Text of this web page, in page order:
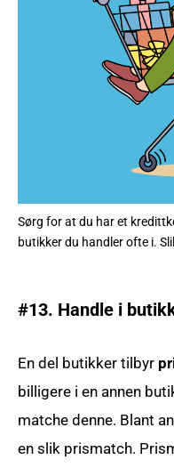
Sørg for at du har et
butikker du handler ofte i.
#13. Handle i
En del butikker tilbyr
billigere i en annen
matche denne. Blant
en slik prismatch.